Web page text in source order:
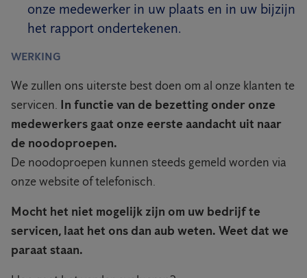
onze medewerker in uw plaats en in uw bijzijn
het rapport ondertekenen.
WERKING
We zullen ons uiterste best doen om al onze klanten te
servicen. In functie van de bezetting onder onze
medewerkers gaat onze eerste aandacht uit naar
de noodoproepen.
De noodoproepen kunnen steeds gemeld worden via
onze website of telefonisch.
Mocht het niet mogelijk zijn om uw bedrijf te
servicen, laat het ons dan aub weten. Weet dat we
paraat staan.